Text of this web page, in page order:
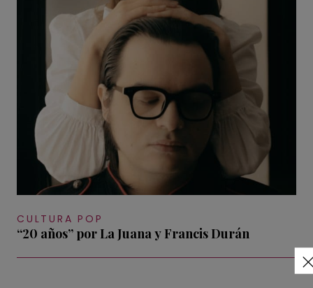
CULTURA POP
“20 años” por La Juana y Francis Durán